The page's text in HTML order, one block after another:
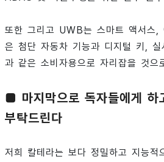
또한 그리고 UWB는 스마트 액서스,
은 첨단 자동차 기능과 디지털 키, 실
과 같은 소비자용으로 자리잡을 것으
■ 마지막으로 독자들에게 하
부탁드린다
저희 칼테라는 보다 정밀하고 지능적